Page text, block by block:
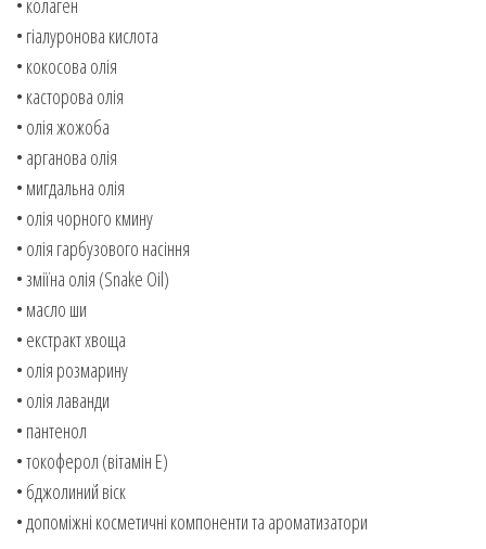
• колаген
• гіалуронова кислота
• кокосова олія
• касторова олія
• олія жожоба
• арганова олія
• мигдальна олія
• олія чорного кмину
• олія гарбузового насіння
• зміїна олія (Snake Oil)
• масло ши
• екстракт хвоща
• олія розмарину
• олія лаванди
• пантенол
• токоферол (вітамін Е)
• бджолиний віск
• допоміжні косметичні компоненти та ароматизатори